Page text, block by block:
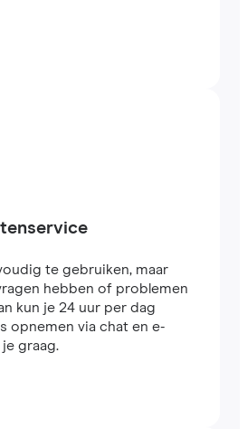
te gebruiken, maar
hebben of problemen
kun je 24 uur per dag
opnemen via chat en e-
je graag.